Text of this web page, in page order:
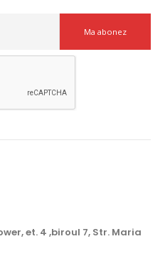
et. 4 ,biroul 7, Str. Maria